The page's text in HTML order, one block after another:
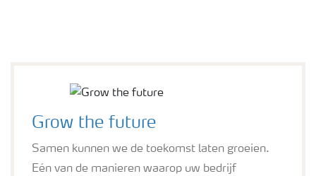
Grow the future
Samen kunnen we de toekomst laten groeien.
Eén van de manieren waarop uw bedrijf